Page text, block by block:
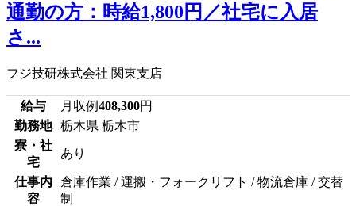
通勤の方：時給1,800円／社宅に入居
さ...
フジ技研株式会社 関東支店
給与 月収例408,300円
勤務地
栃木県 栃木市
寮・社
宅
あり
仕事内
容
倉庫作業 / 運搬・フォークリフト / 物流倉庫 / 交替
制